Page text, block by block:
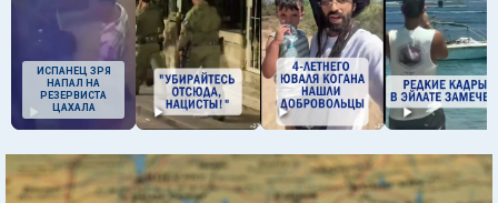
ИСПАНЕЦ ЗРЯ
НАПАЛ НА
РЕЗЕРВИСТА
ЦАХАЛА